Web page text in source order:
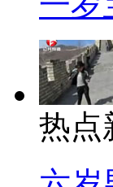
热点